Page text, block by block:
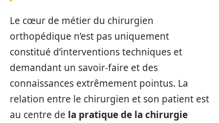
Le cœur de métier du chirurgien
orthopédique n’est pas uniquement
constitué d’interventions techniques et
demandant un savoir-faire et des
connaissances extrêmement pointus. La
relation entre le chirurgien et son patient est
au centre de la pratique de la chirurgie